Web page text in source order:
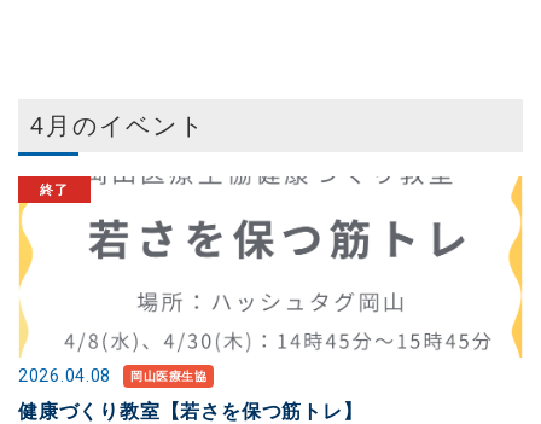
4月のイベント
2026.04.08 岡山医療生協
健康づくり教室【若さを保つ筋トレ】